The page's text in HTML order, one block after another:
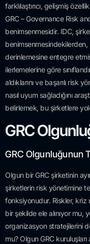
farklılaştırıcı, gelişmiş
GRC – Governance Risk
benimsenmesidir. IDC,
benimsenmesindekilerden,
derinlemesine entegre
ilerlemelerine göre
aldıklarını ve başarılı risk
nasıl uyum sağladığını
belirlemek, bu şirketlere
GRC
GRC Olgunluğunun
Olgun bir GRC şirketinin
şirketlerin risk yönetimine
fonksiyonudur. Riskler, kriz
bir şekilde ele alınıyor
organizasyon stratejilerini
mu? Olgun GRC